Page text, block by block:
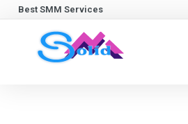
Best SMM Services